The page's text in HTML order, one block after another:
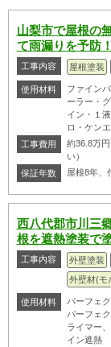
山梨市で屋根の
て雨漏りを予防！
工事内容 屋根塗装
使用材料
ファイン
ーラー・
イン・１
ロ・ケン
工事費用
約36.8万
い）
保証年数
屋根8年、
西八代郡市川三
根を遮熱塗装で
工事内容 外壁塗装
外壁材(モ
使用材料
パーフェ
パーフェ
ライマー
イン遮熱